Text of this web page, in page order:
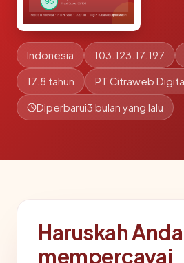
Indonesia 103.123.17.197
17.8 tahun PT Citraweb
Diperbarui3 bulan yang lalu
Haruskah Anda
mempercayai